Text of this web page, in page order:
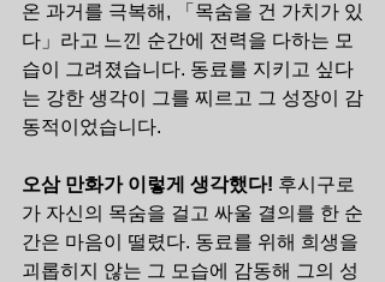
온 과거를 극복해, 「목숨을 건 가치가 있
다」라고 느낀 순간에 전력을 다하는 모
습이 그려졌습니다. 동료를 지키고 싶다
는 강한 생각이 그를 찌르고 그 성장이 감
동적이었습니다.
오삼 만화가 이렇게 생각했다! 후시구로
가 자신의 목숨을 걸고 싸울 결의를 한 순
간은 마음이 떨렸다. 동료를 위해 희생을
괴롭히지 않는 그 모습에 감동해 그의 성